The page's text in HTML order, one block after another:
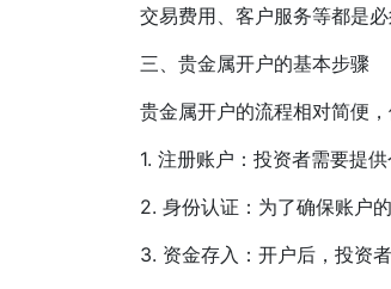
交易费用、客户服务等都是
三、贵金属开户的基本步骤
贵金属开户的流程相对简便
1. 注册账户：投资者需要提
2. 身份认证：为了确保账户
3. 资金存入：开户后，投资